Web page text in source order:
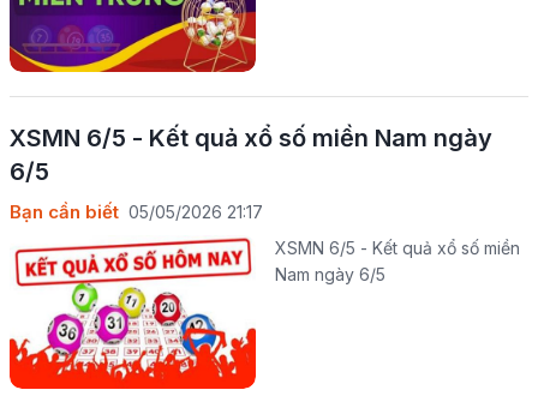
XSMN 6/5 - Kết quả xổ số miền Nam ngày
6/5
Bạn cần biết 05/05/2026 21:17
XSMN 6/5 - Kết quả xổ số miền
Nam ngày 6/5